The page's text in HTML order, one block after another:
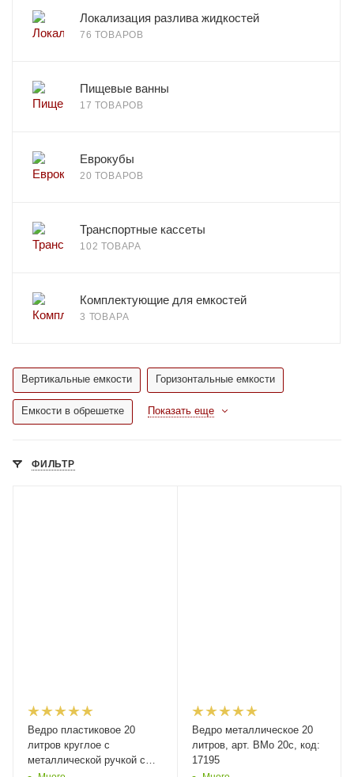
Локализация разлива жидкостей
76 ТОВАРОВ
Пищевые ванны
17 ТОВАРОВ
Еврокубы
20 ТОВАРОВ
Транспортные кассеты
102 ТОВАРА
Комплектующие для емкостей
3 ТОВАРА
Вертикальные емкости Горизонтальные емкости
Емкости в обрешетке Показать еще
ФИЛЬТР
Ведро пластиковое 20
литров круглое с
металлической ручкой с
Ведро металлическое 20
литров, арт. ВМо 20с, код:
17195